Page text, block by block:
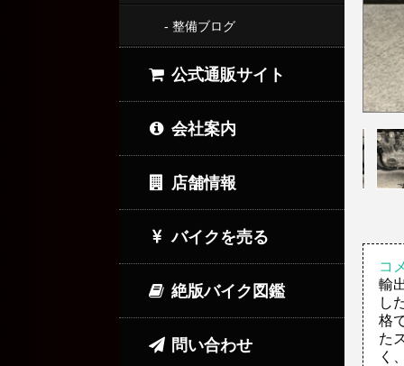
コ
輸
し
格
た
く
- 整備ブログ
公式通販サイト
会社案内
店舗情報
バイクを売る
絶版バイク図鑑
問い合わせ